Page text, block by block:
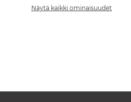
the
images
Näytä kaikki ominaisuudet